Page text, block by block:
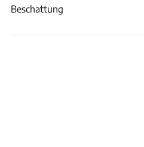
Beschattung